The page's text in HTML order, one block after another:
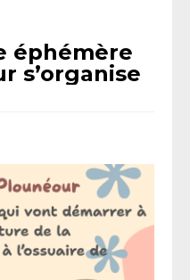
éphémère
s’organise